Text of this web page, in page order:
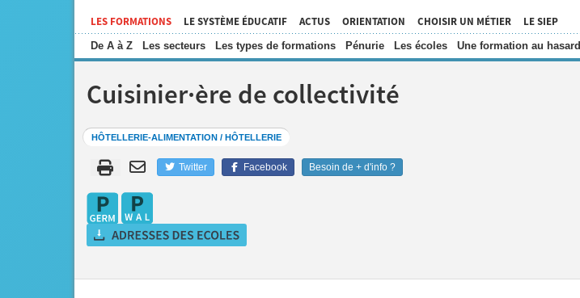
LES FORMATIONS
De A à Z Les secteurs Les types de formations Pénurie Les écoles Une formation au hasard
LE SYSTÈME ÉDUCATIF ACTUS ORIENTATION CHOISIR UN MÉTIER LE SIEP
Cuisinier·ère de collectivité
HÔTELLERIE-ALIMENTATION / HÔTELLERIE
Twitter Facebook Besoin de + d'info ?